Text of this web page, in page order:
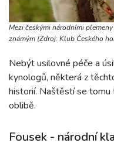
Mezi českými národními
známým (Zdroj: Klub Českého
Nebýt usilovné péče a
kynologů, některá z
historií. Naštěstí se
oblibě.
Fousek - národní